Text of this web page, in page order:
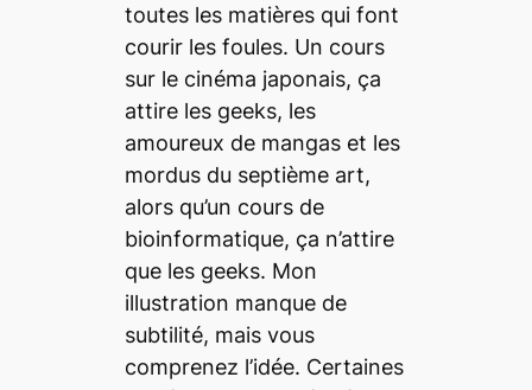
toutes les matières qui font
courir les foules. Un cours
sur le cinéma japonais, ça
attire les geeks, les
amoureux de mangas et les
mordus du septième art,
alors qu’un cours de
bioinformatique, ça n’attire
que les geeks. Mon
illustration manque de
subtilité, mais vous
comprenez l’idée. Certaines